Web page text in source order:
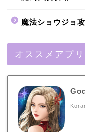
魔法ショウジョ
オススメアプ